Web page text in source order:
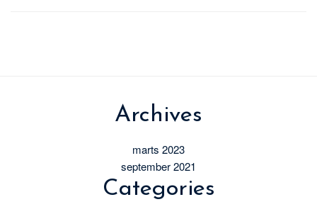
Archives
marts 2023
september 2021
Categories